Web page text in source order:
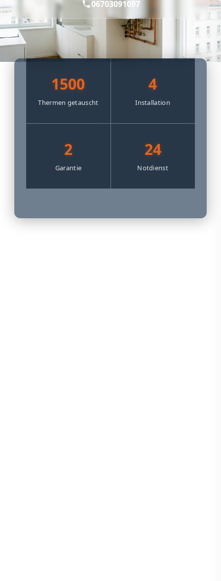
06703091097
1500
Thermen getauscht
4
Installation
2
Garantie
24
Notdienst